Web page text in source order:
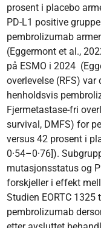
prosent i placebo
PD-L1 positive
pembrolizumab
(Eggermont et al.,
på ESMO i 2024
overlevelse (RFS)
henholdsvis
Fjermetastase-fri
survival, DMFS) for
versus 42 prosent i
0·54–0·76]).
mutasjonsstatus og
forskjeller i effekt
Studien EORTC 1325
pembrolizumab